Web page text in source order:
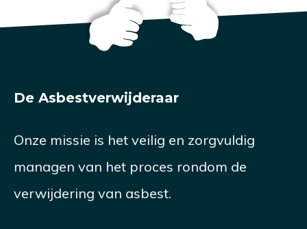
De Asbestverwijderaar
Onze missie is het veilig en zorgvuldig
managen van het proces rondom de
verwijdering van asbest.